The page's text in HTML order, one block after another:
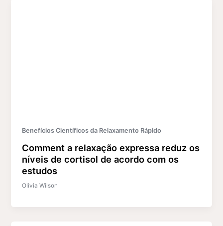
Benefícios Científicos da Relaxamento Rápido
Comment a relaxação expressa reduz os
níveis de cortisol de acordo com os
estudos
Olivia Wilson